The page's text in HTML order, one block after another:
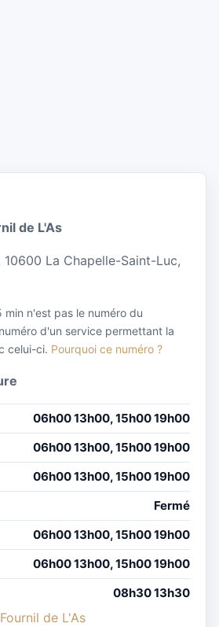
de L'As
10600 La Chapelle-Saint-Luc,
min n'est pas le numéro du
d'un service permettant la
celui-ci. Pourquoi ce numéro ?
06h00 13h00, 15h00 19h00
06h00 13h00, 15h00 19h00
06h00 13h00, 15h00 19h00
Fermé
06h00 13h00, 15h00 19h00
06h00 13h00, 15h00 19h00
08h30 13h30
de L'As